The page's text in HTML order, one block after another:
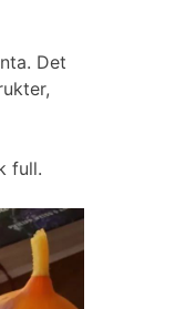
Det
full.